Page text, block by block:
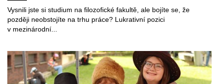
Vysnili jste si studium na filozofické fakultě, ale bojíte se, že
později neobstojíte na trhu práce? Lukrativní pozici
v mezinárodní...